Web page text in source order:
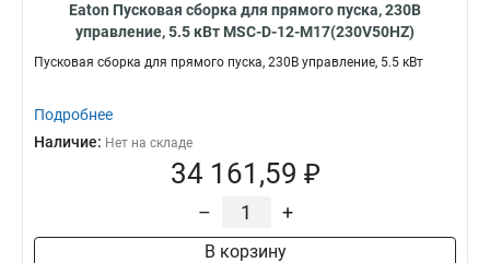
Eaton Пусковая сборка для прямого пуска, 230В
управление, 5.5 кВт MSC-D-12-M17(230V50HZ)
Пусковая сборка для прямого пуска, 230В управление, 5.5 кВт
Подробнее
Наличие: Нет на складе
34 161,59 ₽
– +
В корзину